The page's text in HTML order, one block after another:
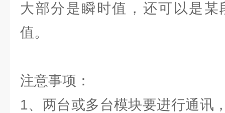
大部分是瞬时值，还可以是
值。
注意事项：
1、两台或多台模块要进行通讯